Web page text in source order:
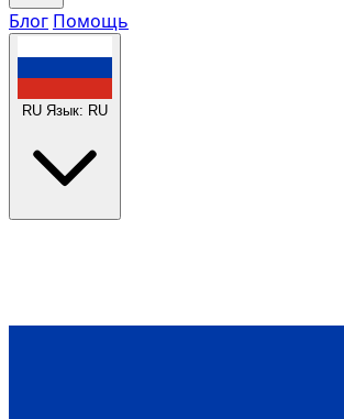
Блог Помощь
RU Язык: RU